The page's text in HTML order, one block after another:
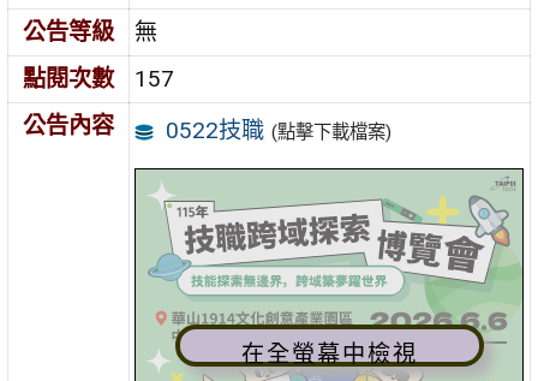
公告等級
無
點閱次數
157
公告內容
0522技職 (點擊下載檔案)
在全螢幕中檢視